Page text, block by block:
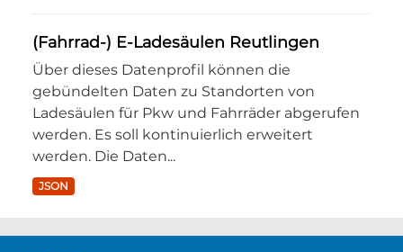
(Fahrrad-) E-Ladesäulen Reutlingen
Über dieses Datenprofil können die
gebündelten Daten zu Standorten von
Ladesäulen für Pkw und Fahrräder abgerufen
werden. Es soll kontinuierlich erweitert
werden. Die Daten...
JSON